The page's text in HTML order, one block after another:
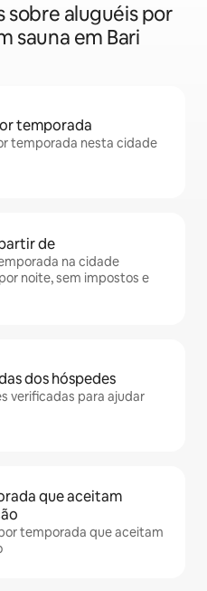
sobre aluguéis por
sauna em Bari
temporada
temporada nesta cidade
de
na cidade
noite, sem impostos e
dos hóspedes
verificadas para ajudar
que aceitam
temporada que aceitam